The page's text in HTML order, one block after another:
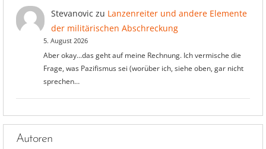
Stevanovic zu Lanzenreiter und andere Elemente
der militärischen Abschreckung
5. August 2026
Aber okay...das geht auf meine Rechnung. Ich vermische die
Frage, was Pazifismus sei (worüber ich, siehe oben, gar nicht
sprechen…
Autoren